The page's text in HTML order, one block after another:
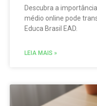
Descubra a
médio online pode
Educa Brasil EAD.
LEIA MAIS »